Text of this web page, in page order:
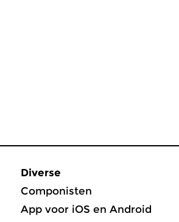
Diverse
Componisten
App voor iOS en Android